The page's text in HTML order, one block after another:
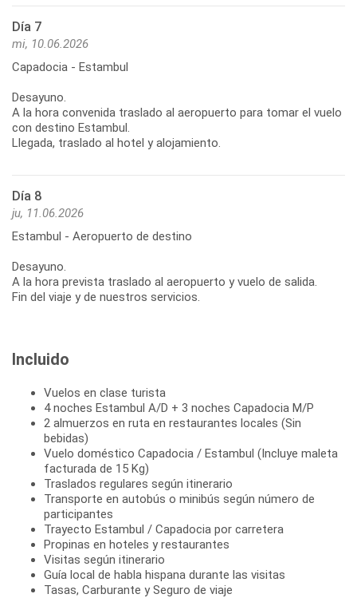
Día 7
mi, 10.06.2026
Capadocia - Estambul
Desayuno.
A la hora convenida traslado al aeropuerto para tomar el vuelo
con destino Estambul.
Llegada, traslado al hotel y alojamiento.
Día 8
ju, 11.06.2026
Estambul - Aeropuerto de destino
Desayuno.
A la hora prevista traslado al aeropuerto y vuelo de salida.
Fin del viaje y de nuestros servicios.
Incluido
Vuelos en clase turista
4 noches Estambul A/D + 3 noches Capadocia M/P
2 almuerzos en ruta en restaurantes locales (Sin
bebidas)
Vuelo doméstico Capadocia / Estambul (Incluye maleta
facturada de 15 Kg)
Traslados regulares según itinerario
Transporte en autobús o minibús según número de
participantes
Trayecto Estambul / Capadocia por carretera
Propinas en hoteles y restaurantes
Visitas según itinerario
Guía local de habla hispana durante las visitas
Tasas, Carburante y Seguro de viaje